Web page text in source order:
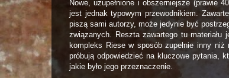
Nowe, uzupełnione i obszerniejsze (prawie
jest jednak typowym przewodnikiem.
piszą sami autorzy, może jedynie być
związanych. Reszta zawartego tu
kompleks Riese w sposób zupełnie inny
próbują odpowiedzieć na kluczowe pytania,
jakie było jego przeznaczenie.